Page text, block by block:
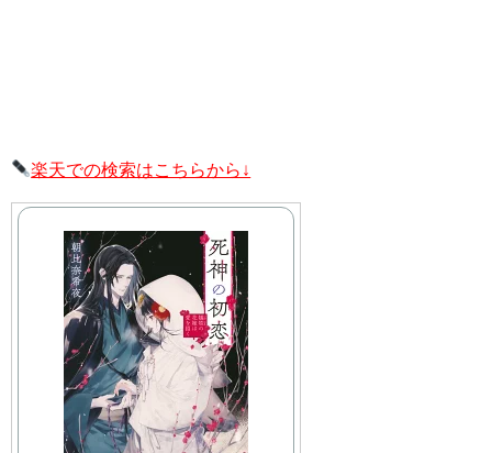
楽天での検索はこちらから↓